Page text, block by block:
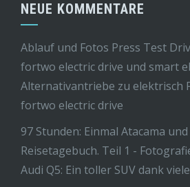
NEUE KOMMENTARE
Ablauf und Fotos Press Test
fortwo electric drive und smart
Alternativantriebe zu elektrisch
fortwo electric drive
97 Stunden: Einmal Atacama
Reisetagebuch. Teil 1 -
Audi Q5: Ein toller SUV dank